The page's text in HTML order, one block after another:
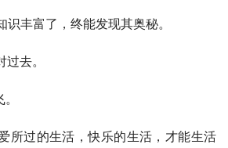
丰富了，终能发现其奥秘。
去。
所过的生活，快乐的生活，才能生活